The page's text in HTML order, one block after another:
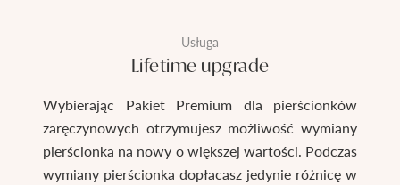
Usługa
Lifetime upgrade
Wybierając Pakiet Premium dla pierścionków
zaręczynowych otrzymujesz możliwość wymiany
pierścionka na nowy o większej wartości. Podczas
wymiany pierścionka dopłacasz jedynie różnicę w